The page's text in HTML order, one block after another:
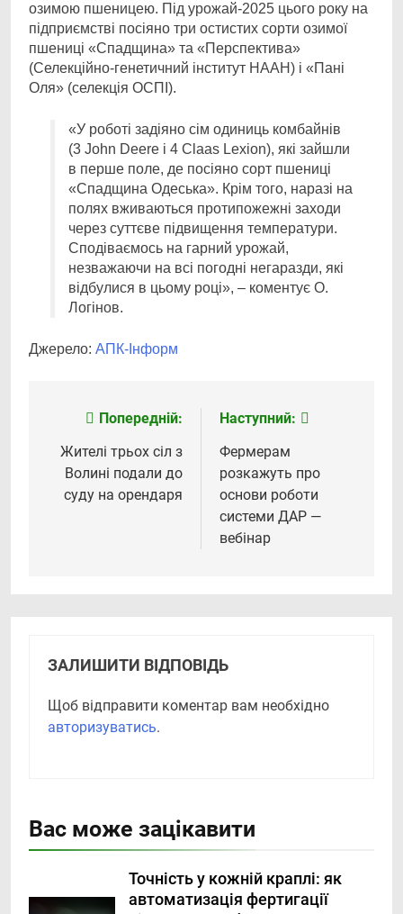
озимою пшеницею. Під урожай-2025 цього року на
підприємстві посіяно три остистих сорти озимої
пшениці «Спадщина» та «Перспектива»
(Селекційно-генетичний інститут НААН) і «Пані
Оля» (селекція ОСПІ).
«У роботі задіяно сім одиниць комбайнів
(3 John Deere і 4 Claas Lexion), які зайшли
в перше поле, де посіяно сорт пшениці
«Спадщина Одеська». Крім того, наразі на
полях вживаються протипожежні заходи
через суттєве підвищення температури.
Сподіваємось на гарний урожай,
незважаючи на всі погодні негаразди, які
відбулися в цьому році», – коментує О.
Логінов.
Джерело: АПК-Інформ
Навігація
записів
Попередній:
Жителі трьох сіл з
Волині подали до
суду на орендаря
Наступний:
Фермерам
розкажуть про
основи роботи
системи ДАР —
вебінар
ЗАЛИШИТИ ВІДПОВІДЬ
Щоб відправити коментар вам необхідно
авторизуватись.
Вас може зацікавити
Точність у кожній краплі: як
автоматизація фертигації